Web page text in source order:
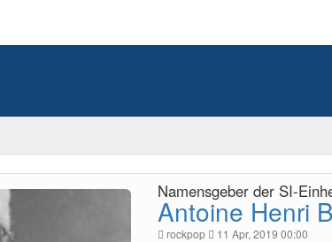
Namensgeber der SI-
Antoine Henri
rockpop 11 Apr, 2019 00:00